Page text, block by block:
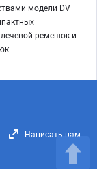
модели DV
ремешок и
Написать нам